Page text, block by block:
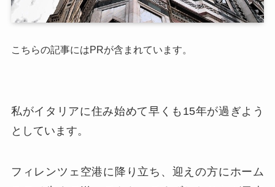
こちらの記事にはPRが含まれています。
私がイタリアに住み始めて早くも15年が過ぎよう
としています。
フィレンツェ空港に降り立ち、迎えの方にホーム